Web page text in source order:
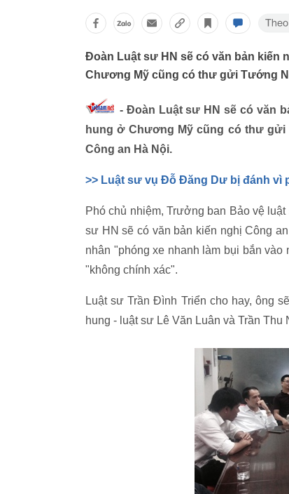
Đoàn Luật sư HN sẽ có văn bản kiến
Chương Mỹ cũng có thư gửi Tướng
- Đoàn Luật sư HN sẽ có văn
hung ở Chương Mỹ cũng có thư
Công an Hà Nội.
>> Luật sư vụ Đỗ Đăng Dư bị đánh vì
Phó chủ nhiệm, Trưởng ban Bảo vệ
sư HN sẽ có văn bản kiến nghị Công
nhân "phóng xe nhanh làm bụi bắn
"không chính xác".
Luật sư Trần Đình Triển cho hay, ông
hung - luật sư Lê Văn Luân và Trần Thu